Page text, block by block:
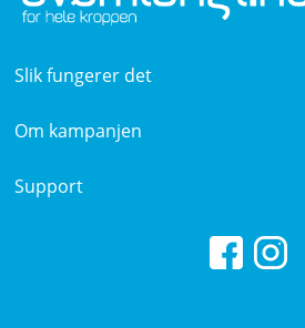
Slik fungerer det
Om kampanjen
Support